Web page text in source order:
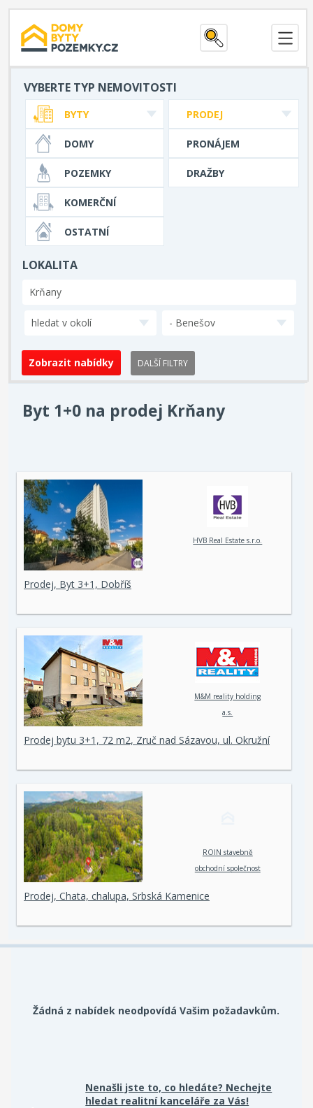
VYBERTE TYP NEMOVITOSTI
PRODEJ
PRONÁJEM
DRAŽBY
BYTY
DOMY
POZEMKY
KOMERČNÍ
OSTATNÍ
LOKALITA
hledat v okolí - Benešov
DALŠÍ FILTRY
Byt 1+0 na prodej Krňany
HVB Real Estate s.r.o.
Prodej, Byt 3+1, Dobříš
M&M reality holding
a.s.
Prodej bytu 3+1, 72 m2, Zruč nad Sázavou, ul. Okružní
ROIN stavebně
obchodní společnost
Prodej, Chata, chalupa, Srbská Kamenice
Žádná z nabídek neodpovídá Vašim požadavkům.
Nenašli jste to, co hledáte? Nechejte
hledat realitní kanceláře za Vás!